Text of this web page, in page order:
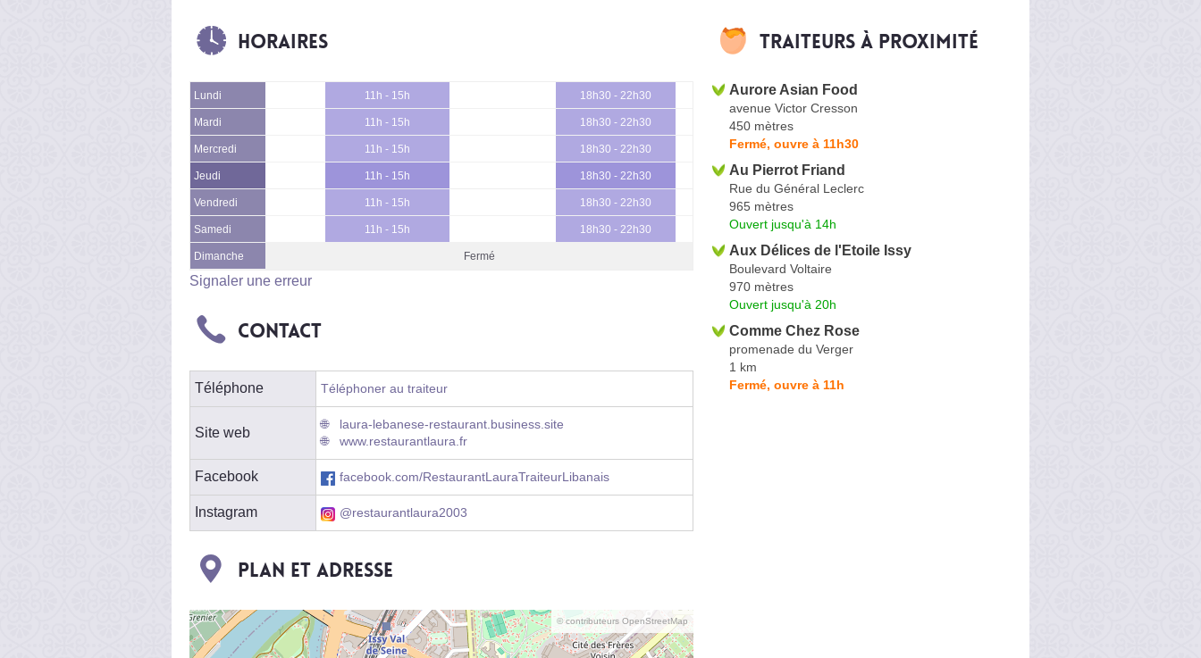
Horaires
Lundi 11h - 15h 18h30 - 22h30
Mardi 11h - 15h 18h30 - 22h30
Mercredi 11h - 15h 18h30 - 22h30
Jeudi 11h - 15h 18h30 - 22h30
Vendredi 11h - 15h 18h30 - 22h30
Samedi 11h - 15h 18h30 - 22h30
Dimanche Fermé
Signaler une erreur
Contact
Téléphone Téléphoner au traiteur
Site web
laura-lebanese-restaurant.business.site
www.restaurantlaura.fr
Facebook facebook.com/RestaurantLauraTraiteurLibanais
Instagram @restaurantlaura2003
Plan et adresse
© contributeurs OpenStreetMap
Traiteurs à proximité
Aurore Asian Food
avenue Victor Cresson
450 mètres
Fermé, ouvre à 11h30
Au Pierrot Friand
Rue du Général Leclerc
965 mètres
Ouvert jusqu'à 14h
Aux Délices de l'Etoile Issy
Boulevard Voltaire
970 mètres
Ouvert jusqu'à 20h
Comme Chez Rose
promenade du Verger
1 km
Fermé, ouvre à 11h